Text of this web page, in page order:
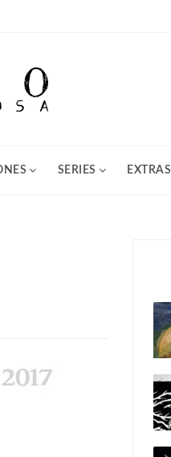
SERIES EXTRAS